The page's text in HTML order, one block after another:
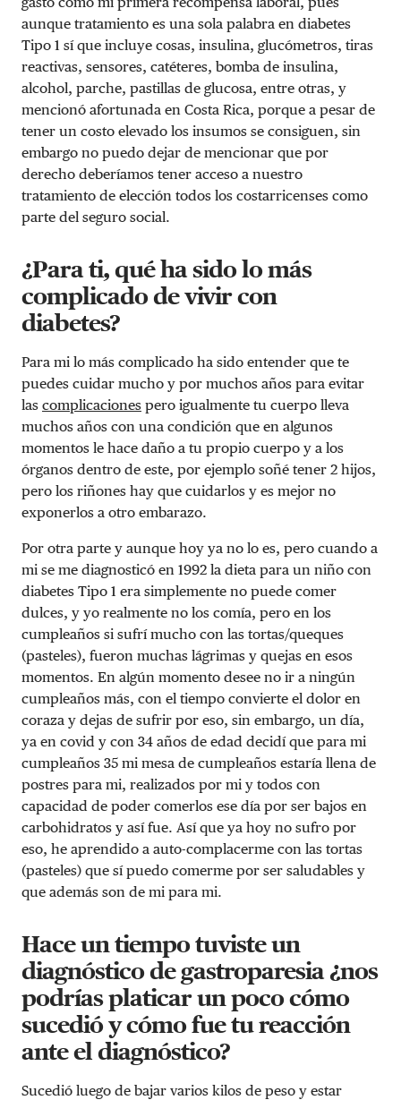
aunque tratamiento es una sola palabra en diabetes
Tipo 1 sí que incluye cosas, insulina, glucómetros, tiras
reactivas, sensores, catéteres, bomba de insulina,
alcohol, parche, pastillas de glucosa, entre otras, y
mencionó afortunada en Costa Rica, porque a pesar de
tener un costo elevado los insumos se consiguen, sin
embargo no puedo dejar de mencionar que por
derecho deberíamos tener acceso a nuestro
tratamiento de elección todos los costarricenses como
parte del seguro social.
¿Para ti, qué ha sido lo más
complicado de vivir con
diabetes?
Para mi lo más complicado ha sido entender que te
puedes cuidar mucho y por muchos años para evitar
las complicaciones pero igualmente tu cuerpo lleva
muchos años con una condición que en algunos
momentos le hace daño a tu propio cuerpo y a los
órganos dentro de este, por ejemplo soñé tener 2 hijos,
pero los riñones hay que cuidarlos y es mejor no
exponerlos a otro embarazo.
Por otra parte y aunque hoy ya no lo es, pero cuando a
mi se me diagnosticó en 1992 la dieta para un niño con
diabetes Tipo 1 era simplemente no puede comer
dulces, y yo realmente no los comía, pero en los
cumpleaños si sufrí mucho con las tortas/queques
(pasteles), fueron muchas lágrimas y quejas en esos
momentos. En algún momento desee no ir a ningún
cumpleaños más, con el tiempo convierte el dolor en
coraza y dejas de sufrir por eso, sin embargo, un día,
ya en covid y con 34 años de edad decidí que para mi
cumpleaños 35 mi mesa de cumpleaños estaría llena de
postres para mi, realizados por mi y todos con
capacidad de poder comerlos ese día por ser bajos en
carbohidratos y así fue. Así que ya hoy no sufro por
eso, he aprendido a auto-complacerme con las tortas
(pasteles) que sí puedo comerme por ser saludables y
que además son de mi para mi.
Hace un tiempo tuviste un
diagnóstico de gastroparesia ¿nos
podrías platicar un poco cómo
sucedió y cómo fue tu reacción
ante el diagnóstico?
Sucedió luego de bajar varios kilos de peso y estar